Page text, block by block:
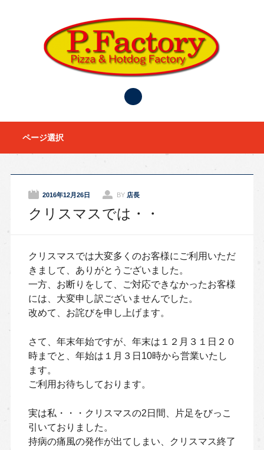
Main menu
ページ選択
2016年12月26日 BY 店長
クリスマスでは・・
クリスマスでは大変多くのお客様にご利用いただ
きまして、ありがとうございました。
一方、お断りをして、ご対応できなかったお客様
には、大変申し訳ございませんでした。
改めて、お詫びを申し上げます。
さて、年末年始ですが、年末は１２月３１日２０
時までと、年始は１月３日10時から営業いたし
ます。
ご利用お待ちしております。
実は私・・・クリスマスの2日間、片足をびっこ
引いておりました。
持病の痛風の発作が出てしまい、クリスマス終了